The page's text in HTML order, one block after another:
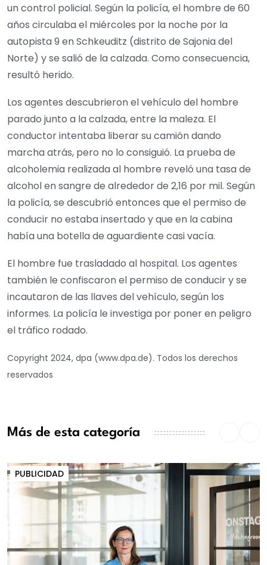
un control policial. Según la policía, el hombre de 60
años circulaba el miércoles por la noche por la
autopista 9 en Schkeuditz (distrito de Sajonia del
Norte) y se salió de la calzada. Como consecuencia,
resultó herido.
Los agentes descubrieron el vehículo del hombre
parado junto a la calzada, entre la maleza. El
conductor intentaba liberar su camión dando
marcha atrás, pero no lo consiguió. La prueba de
alcoholemia realizada al hombre reveló una tasa de
alcohol en sangre de alrededor de 2,16 por mil. Según
la policía, se descubrió entonces que el permiso de
conducir no estaba insertado y que en la cabina
había una botella de aguardiente casi vacía.
El hombre fue trasladado al hospital. Los agentes
también le confiscaron el permiso de conducir y se
incautaron de las llaves del vehículo, según los
informes. La policía le investiga por poner en peligro
el tráfico rodado.
Copyright 2024, dpa (www.dpa.de). Todos los derechos
reservados
Más de esta categoría
PUBLICIDAD